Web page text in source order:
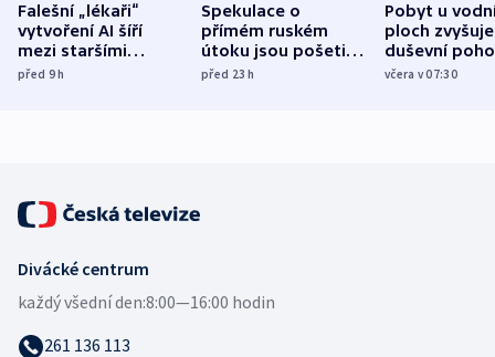
Falešní „lékaři“
vytvoření AI šíří
mezi staršími
Poláky nebezpečné
před 9h
Spekulace o
přímém ruském
útoku jsou pošetilé,
míní estonský
před 23h
Pobyt u
ploch zvyšuje
duševní
ukázala
včera v 07:30
Divácké centrum
každý všední den:8:00—16:00 hodin
261 136 113